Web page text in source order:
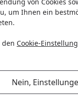
um Ihnen ein
Cookie-
Nein,
Sets
inkl.
im Sorglos-
Zäune